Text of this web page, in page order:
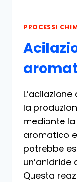
PROCESSI
la
mediante
aromatico
potrebbe
un’anidride
Questa